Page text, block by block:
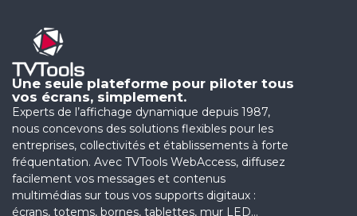
Une seule plateforme pour piloter tous
vos écrans, simplement.
Experts de l’affichage dynamique depuis 1987,
nous concevons des solutions flexibles pour les
entreprises, collectivités et établissements à forte
fréquentation. Avec TVTools WebAccess, diffusez
facilement vos messages et contenus
multimédias sur tous vos supports digitaux :
écrans, totems, bornes, tablettes, mur LED…